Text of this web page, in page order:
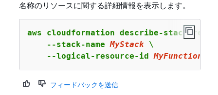
名称のリソースに関する詳細情報を表示します。
aws cloudformation describe-stack-
    --stack-name
MyStack \
    --logical-resource-id
MyFunction
フィードバックを送信